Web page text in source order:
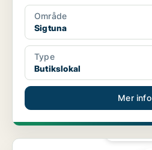
Område
Sigtuna
Type
Butikslokal
Mer info
Butikslokal i Sigtuna